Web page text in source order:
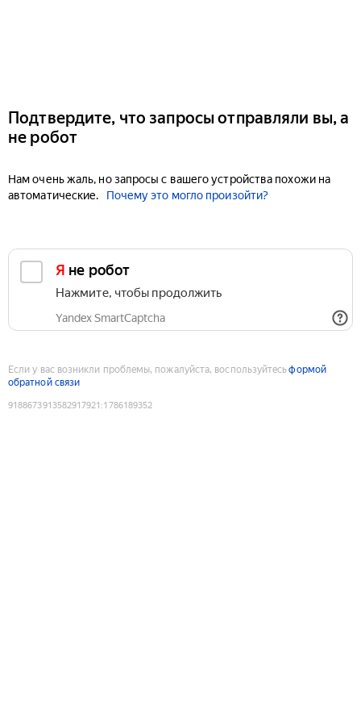
Подтвердите, что запросы отправляли вы, а
не робот
Нам очень жаль, но запросы с вашего устройства похожи на
автоматические.
Почему это могло произойти?
Я не робот
Нажмите, чтобы продолжить
Yandex SmartCaptcha
Если у вас возникли проблемы, пожалуйста, воспользуйтесьформой
обратной связи
9188673913582917921 :1786189352